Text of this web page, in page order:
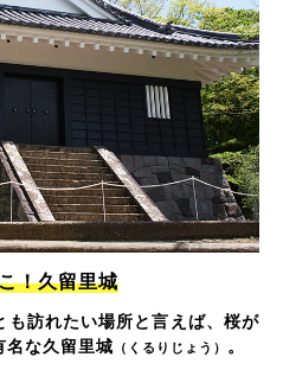
！久留里城
も訪れたい場所と言えば、桜が
名な久留里城 （くるりじょう） 。